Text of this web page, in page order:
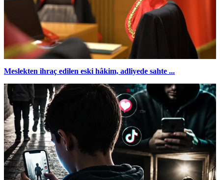
Meslekten ihraç edilen eski hâkim, adliyede sahte ...